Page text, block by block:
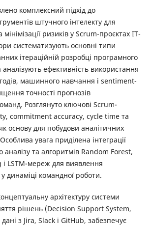
комплексний підхід до
штучного інтелекту для
ризиків у Scrum-проєктах IT-
систематизують основні типи
ітераційній розробці програмного
ефективність використання
машинного навчання і sentiment-
точності прогнозів
Розглянуто ключові Scrum-
commitment accuracy, cycle time та
основу для побудови аналітичних
увага приділена інтеграції
аналізу та алгоритмів Random Forest,
LSTM-мереж для виявлення
динаміці командної роботи.
архітектуру системи
рішень (Decision Support System,
з Jira, Slack і GitHub, забезпечує